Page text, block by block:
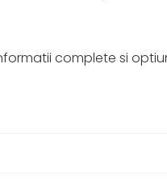
complete si